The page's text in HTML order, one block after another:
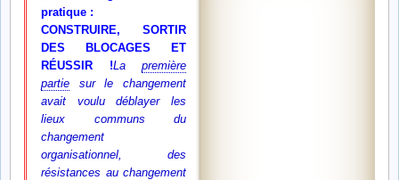
pratique :
CONSTRUIRE, SORTIR
DES BLOCAGES ET
RÉUSSIR !La première
partie sur le changement
avait voulu déblayer les
lieux communs du
changement
organisationnel, des
résistances au changement